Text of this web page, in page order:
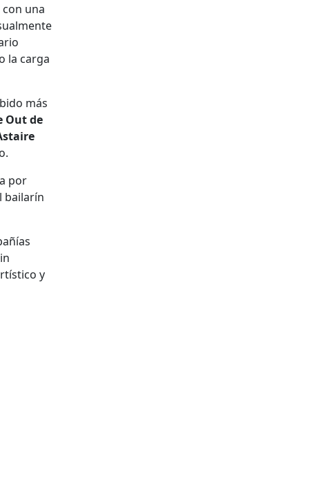
una
la carga
más
Out de
por
bailarín
y